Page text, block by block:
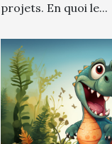
projets. En quoi le...